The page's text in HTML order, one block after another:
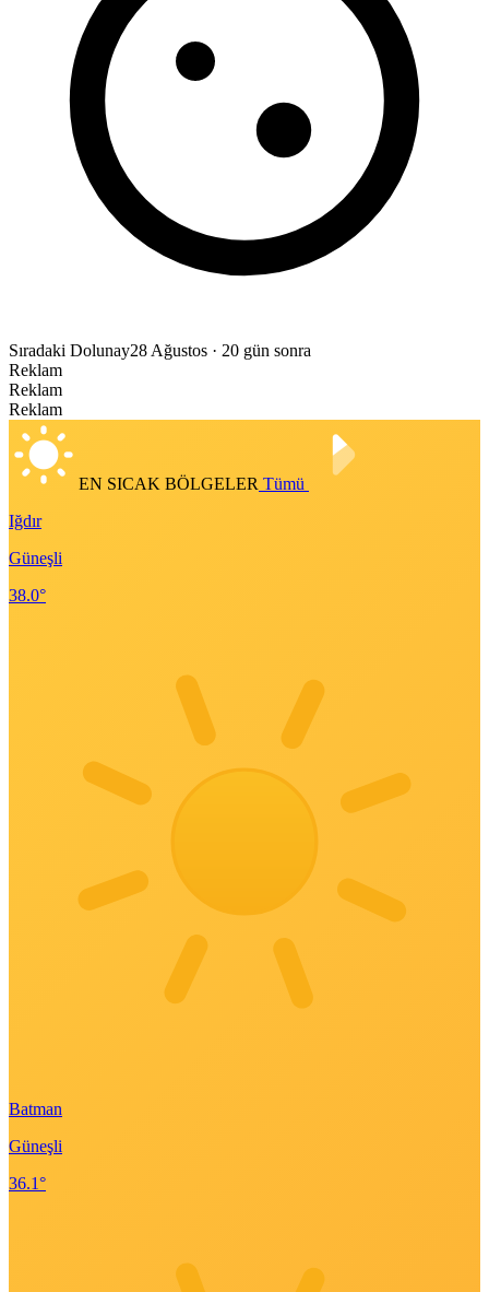
Sıradaki Dolunay28 Ağustos · 20 gün sonra
Reklam
Reklam
Reklam
EN SICAK BÖLGELER Tümü
Iğdır
Güneşli
38.0°
Batman
Güneşli
36.1°